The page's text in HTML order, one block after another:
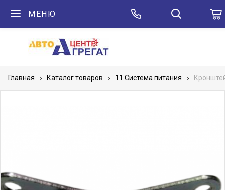
МЕНЮ
Главная Каталог товаров 11 Система питания